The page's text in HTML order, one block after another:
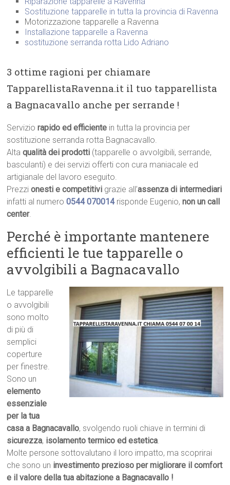
Sostituzione tapparelle in tutta la provincia di Ravenna
Motorizzazione tapparelle a Ravenna
Installazione tapparelle a Ravenna
sostituzione serranda rotta Lido Adriano
3 ottime ragioni per chiamare
TapparellistaRavenna.it il tuo tapparellista
a Bagnacavallo anche per serrande !
Serviziorapido ed efficiente in tutta la provincia per
sostituzione serranda rotta Bagnacavallo.
Altaqualità dei prodotti (tapparelle o avvolgibili, serrande,
basculanti) e dei servizi offerti con cura maniacale ed
artigianale del lavoro eseguito.
Prezzionesti e competitivi grazie all’assenza di intermediari
infatti al numero0544 070014 risponde Eugenio,non un call
center.
Perché è importante mantenere
efficienti le tue tapparelle o
avvolgibili a Bagnacavallo
Le tapparelle
o avvolgibili
sono molto
di più di
semplici
coperture
per finestre.
Sono un
elemento
essenziale
per la tua
casa a Bagnacavallo, svolgendo ruoli chiave in termini di
sicurezza, isolamento termico ed estetica.
Molte persone sottovalutano il loro impatto, ma scoprirai
che sono un investimento prezioso per migliorare il comfort
e il valore della tua abitazione a Bagnacavallo !